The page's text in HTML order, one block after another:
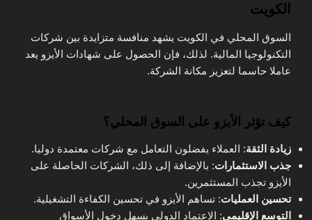
الكويت
السوق المحلي في الكويت يشهد منافسة متزايدة بين شركات
التكنولوجيا المالية. لذلك، فإن الحصول على شهادات الأيزو يعد
عاملا حاسما لتعزيز مكانة الشركة.
كيف تؤثر الأيزو على السوق المحلي؟
زيادة الثقة: العملاء يفضلون التعامل مع شركات معتمدة دوليا.
جذب الاستثمارات: بالإضافة إلى ذلك، الشركات الحاصلة على
الأيزو تجذب المستثمرين.
تحسين العمليات: تساهم الأيزو في تحسين الكفاءة التشغيلية.
التوسع الإقليمي: الاعتماد الدولي يسهل دخول الأسواق